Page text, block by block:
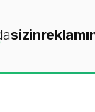
sizin